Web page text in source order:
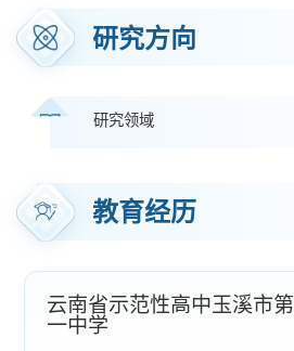
研究方向
研究领域
教育经历
云南省示范性高中玉溪市第
一中学